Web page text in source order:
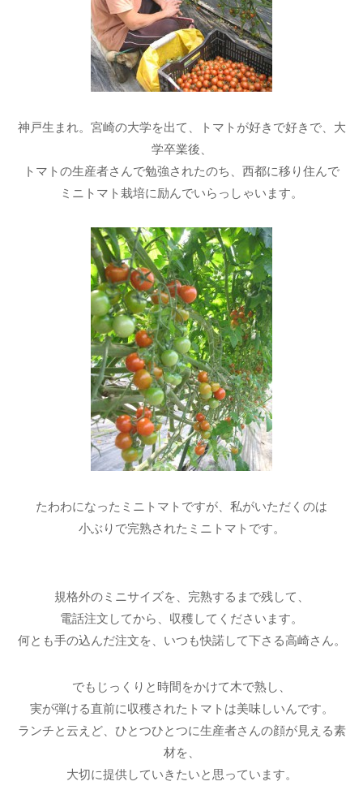
神戸生まれ。宮崎の大学を出て、トマトが好きで好きで、大
学卒業後、
トマトの生産者さんで勉強されたのち、西都に移り住んで
ミニトマト栽培に励んでいらっしゃいます。
たわわになったミニトマトですが、私がいただくのは
小ぶりで完熟されたミニトマトです。
規格外のミニサイズを、完熟するまで残して、
電話注文してから、収穫してくださいます。
何とも手の込んだ注文を、いつも快諾して下さる高崎さん。
でもじっくりと時間をかけて木で熟し、
実が弾ける直前に収穫されたトマトは美味しいんです。
ランチと云えど、ひとつひとつに生産者さんの顔が見える素
材を、
大切に提供していきたいと思っています。